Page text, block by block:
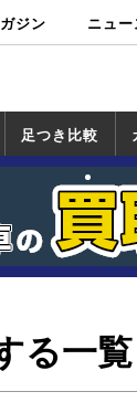
ジン ニュー
足つき比較
る一覧